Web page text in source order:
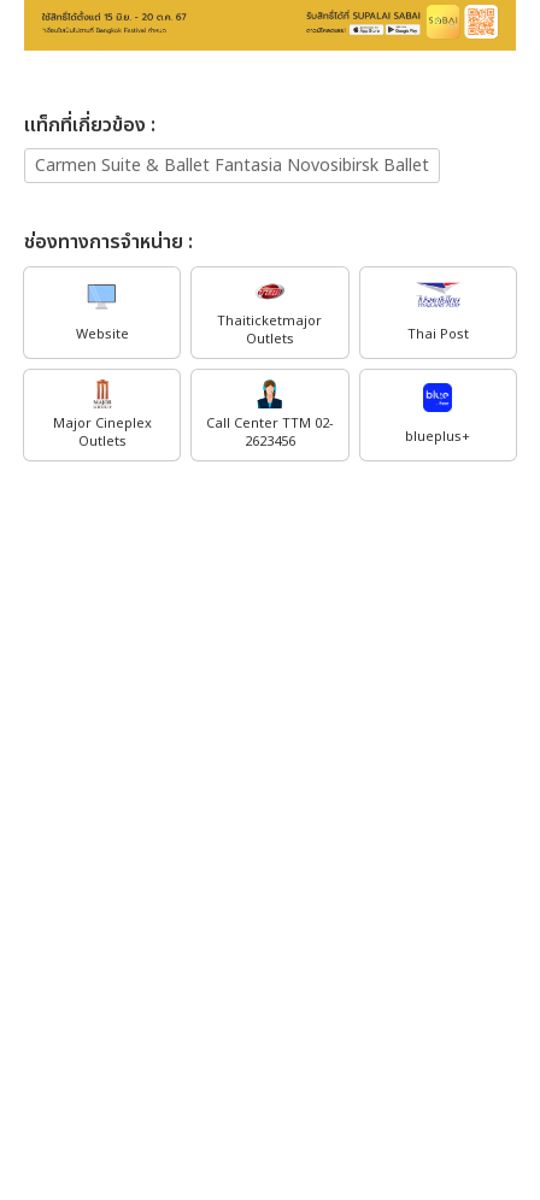
เเท็กที่เกี่ยวข้อง :
Carmen Suite & Ballet Fantasia Novosibirsk Ballet
ช่องทางการจำหน่าย :
Website
Thaiticketmajor
Outlets
Thai Post
Major Cineplex
Outlets
Call Center TTM 02-
2623456
blueplus+